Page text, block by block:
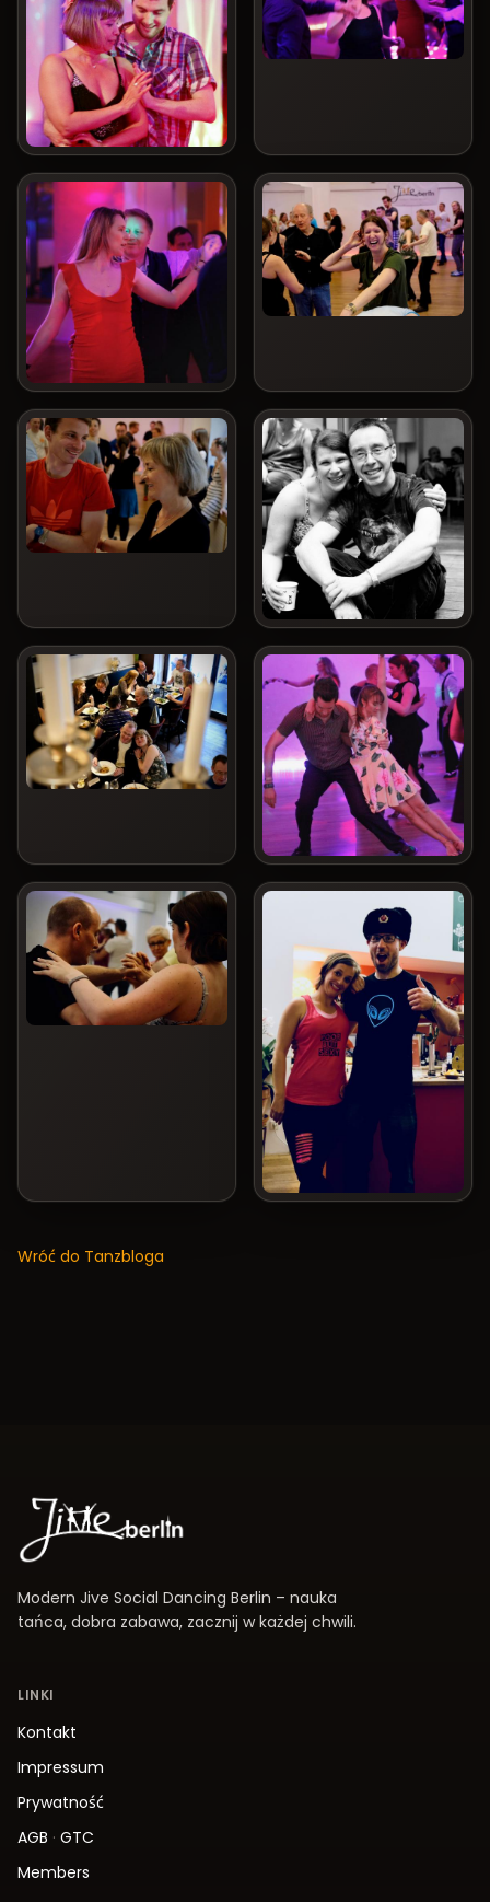
Wróć do Tanzbloga
Modern Jive Social Dancing Berlin – nauka
tańca, dobra zabawa, zacznij w każdej chwili.
LINKI
Kontakt
Impressum
Prywatność
AGB · GTC
Members